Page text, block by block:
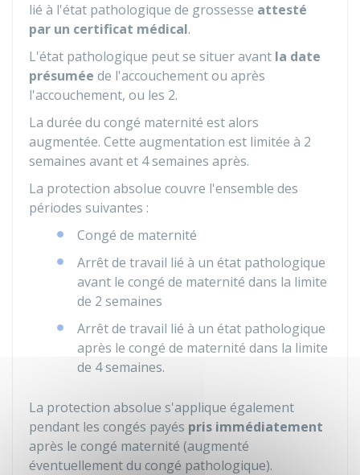
lié à l'état pathologique de grossesse attesté
par un certificat médical.
L'état pathologique peut se situer avant la date
présumée de l'accouchement ou après
l'accouchement, ou les 2.
La durée du congé maternité est alors
augmentée. Cette augmentation est limitée à 2
semaines avant et 4 semaines après.
La protection absolue couvre l'ensemble des
périodes suivantes :
Congé de maternité
Arrêt de travail lié à un état pathologique
avant le congé de maternité dans la limite
de 2 semaines
Arrêt de travail lié à un état pathologique
après le congé de maternité dans la limite
de 4 semaines.
La protection absolue s'applique également
pendant les congés payés pris immédiatement
après le congé maternité (augmenté
éventuellement du congé pathologique).